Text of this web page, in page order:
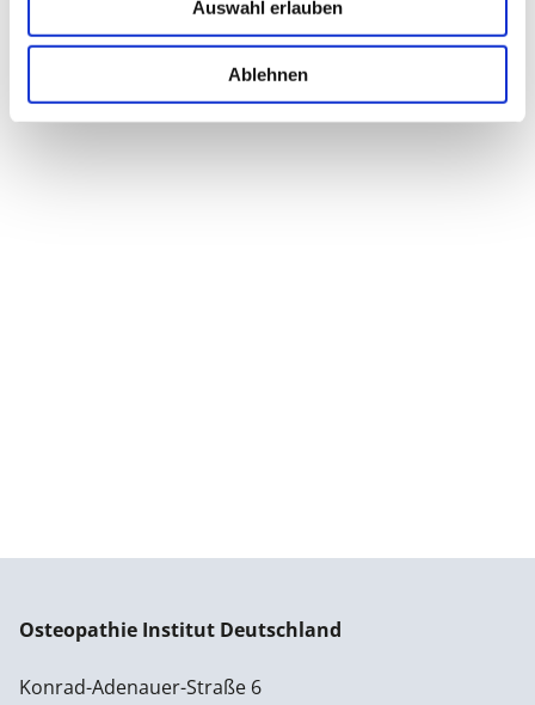
Auswahl erlauben
Ablehnen
Osteopathie Institut Deutschland
Konrad-Adenauer-Straße 6